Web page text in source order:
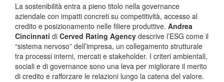
La sostenibilità entra a pieno titolo nella governance
aziendale con impatti concreti su competitività, accesso al
credito e posizionamento nelle filiere produttive. Andrea
Cincinnati di Cerved Rating Agency descrive l’ESG come il
“sistema nervoso” dell’impresa, un collegamento strutturale
tra processi interni, mercati e stakeholder. I criteri ambientali,
sociali e di governance sono una leva per migliorare il merito
di credito e rafforzare le relazioni lungo la catena del valore.